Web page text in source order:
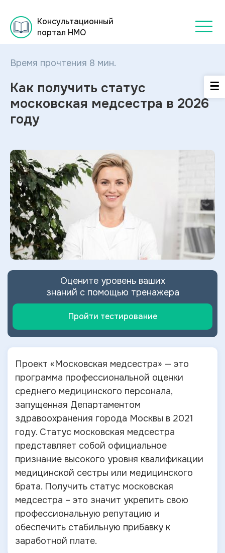
Консультационный
портал НМО
Время прочтения 8 мин.
Как получить статус
московская медсестра в 2026
году
Оцените уровень ваших
знаний с помощью тренажера
Пройти тестирование
Проект «Московская медсестра» — это
программа профессиональной оценки
среднего медицинского персонала,
запущенная Департаментом
здравоохранения города Москвы в 2021
году. Статус московская медсестра
представляет собой официальное
признание высокого уровня квалификации
медицинской сестры или медицинского
брата. Получить статус московская
медсестра – это значит укрепить свою
профессиональную репутацию и
обеспечить стабильную прибавку к
заработной плате.